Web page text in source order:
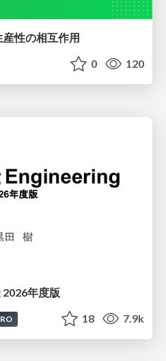
産性の相互作用
0 120
年度版
18 7.9k